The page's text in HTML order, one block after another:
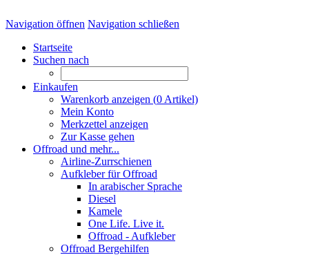
Navigation öffnen Navigation schließen
Startseite
Suchen nach
Einkaufen
Warenkorb anzeigen (0 Artikel)
Mein Konto
Merkzettel anzeigen
Zur Kasse gehen
Offroad und mehr...
Airline-Zurrschienen
Aufkleber für Offroad
In arabischer Sprache
Diesel
Kamele
One Life. Live it.
Offroad - Aufkleber
Offroad Bergehilfen